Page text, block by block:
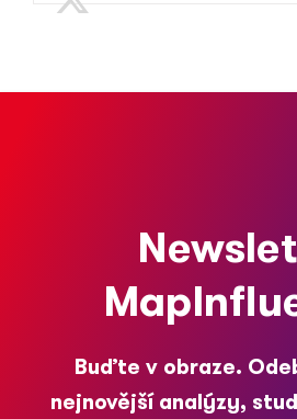
Buďte v obraze.
nejnovější analýzy,